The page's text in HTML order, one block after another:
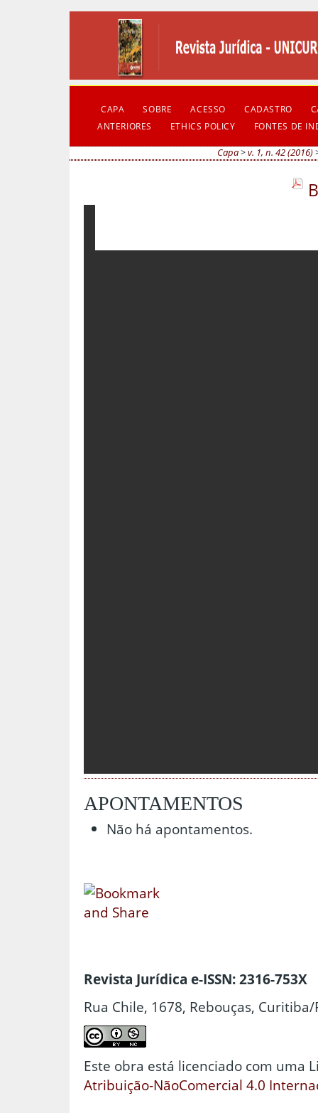
CAPA SOBRE ACESSO CADASTRO
ANTERIORES
ETHICS POLICY FONTES DE
Capa>v. 1, n. 42 (2016)
APONTAMENTOS
Não há apontamentos.
Revista Jurídica e-ISSN: 2316-753X
Rua Chile, 1678, Rebouças, Curitiba/
Este obra está licenciado com uma
Atribuição-NãoComercial 4.0